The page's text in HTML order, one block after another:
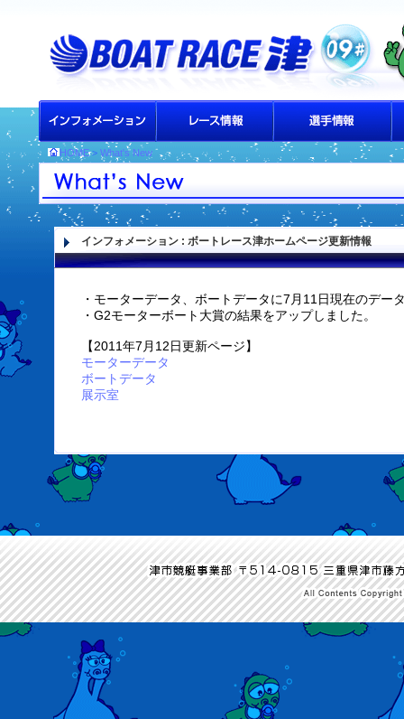
HOME> What's New
インフォメーション: ボートレース津ホームページ更新情報
・モーターデータ、ボートデータに7月11日現在のデー
・G2モーターボート大賞の結果をアップしました。
【2011年7月12日更新ページ】
モーターデータ
ボートデータ
展示室